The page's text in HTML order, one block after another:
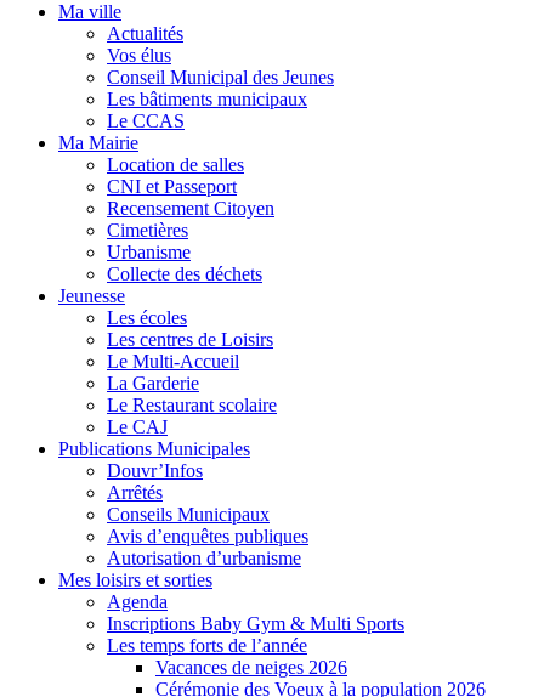
Ma ville
Actualités
Vos élus
Conseil Municipal des Jeunes
Les bâtiments municipaux
Le CCAS
Ma Mairie
Location de salles
CNI et Passeport
Recensement Citoyen
Cimetières
Urbanisme
Collecte des déchets
Jeunesse
Les écoles
Les centres de Loisirs
Le Multi-Accueil
La Garderie
Le Restaurant scolaire
Le CAJ
Publications Municipales
Douvr’Infos
Arrêtés
Conseils Municipaux
Avis d’enquêtes publiques
Autorisation d’urbanisme
Mes loisirs et sorties
Agenda
Inscriptions Baby Gym & Multi Sports
Les temps forts de l’année
Vacances de neiges 2026
Cérémonie des Voeux à la population 2026